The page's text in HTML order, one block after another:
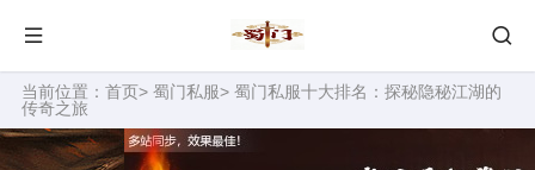
当前位置： 首页> 蜀门私服> 蜀门私服十大排名：探秘隐秘江湖的
传奇之旅